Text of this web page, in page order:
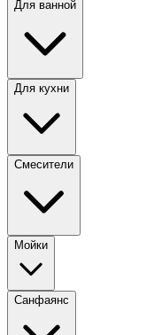
Для ванной
Для кухни
Смесители
Мойки
Санфаянс